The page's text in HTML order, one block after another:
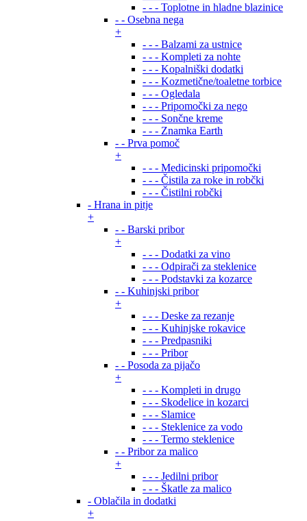
- - - Toplotne in hladne blazinice
- - Osebna nega
+
- - - Balzami za ustnice
- - - Kompleti za nohte
- - - Kopalniški dodatki
- - - Kozmetične/toaletne torbice
- - - Ogledala
- - - Pripomočki za nego
- - - Sončne kreme
- - - Znamka Earth
- - Prva pomoč
+
- - - Medicinski pripomočki
- - - Čistila za roke in robčki
- - - Čistilni robčki
- Hrana in pitje
+
- - Barski pribor
+
- - - Dodatki za vino
- - - Odpirači za steklenice
- - - Podstavki za kozarce
- - Kuhinjski pribor
+
- - - Deske za rezanje
- - - Kuhinjske rokavice
- - - Predpasniki
- - - Pribor
- - Posoda za pijačo
+
- - - Kompleti in drugo
- - - Skodelice in kozarci
- - - Slamice
- - - Steklenice za vodo
- - - Termo steklenice
- - Pribor za malico
+
- - - Jedilni pribor
- - - Škatle za malico
- Oblačila in dodatki
+